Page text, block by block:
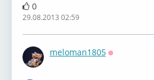
0
29.08.2013 02:59
meloman1805